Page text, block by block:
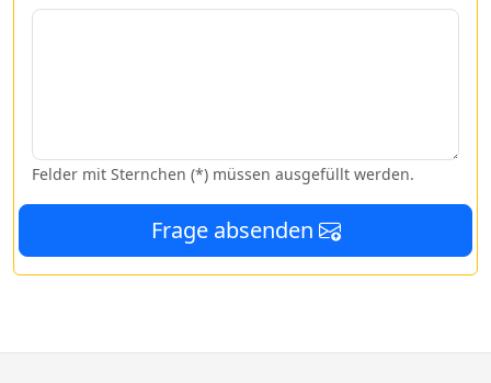
Felder mit Sternchen (*) müssen ausgefüllt werden.
Frage absenden